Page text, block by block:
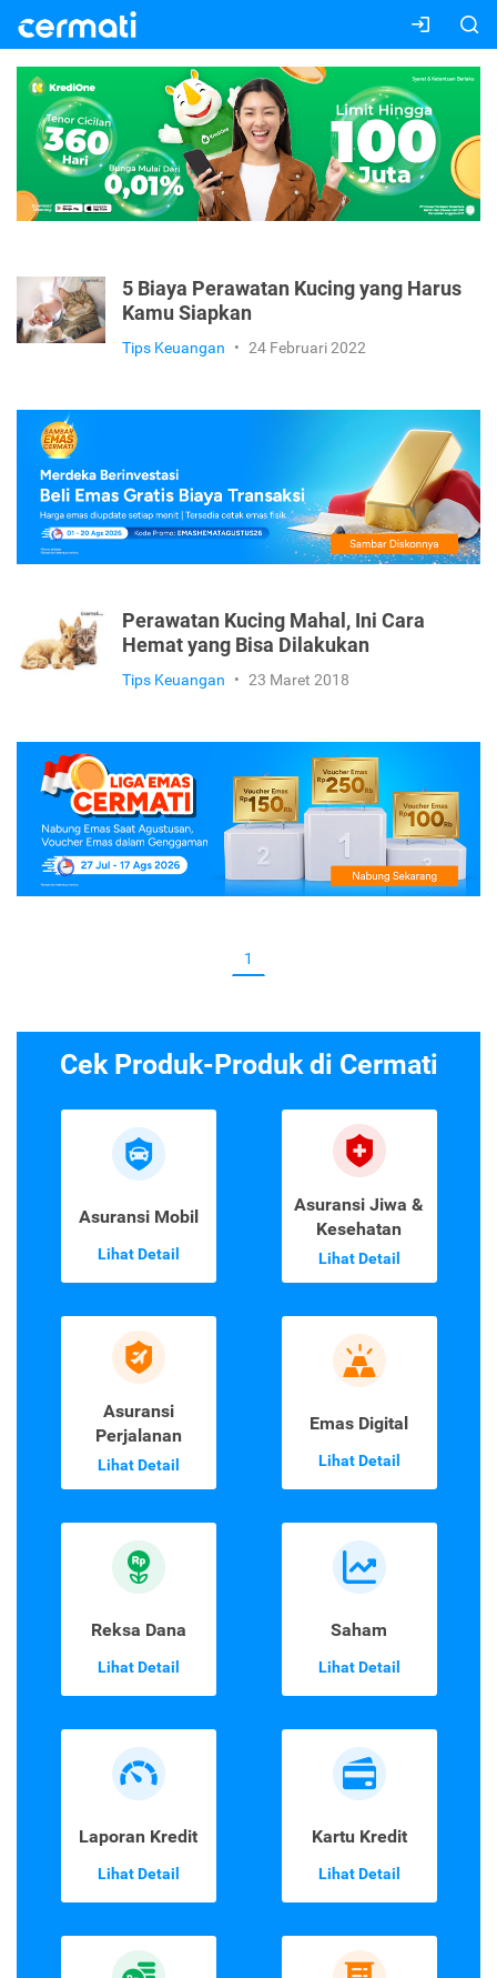
5 Biaya Perawatan Kucing yang Harus
Kamu Siapkan
Tips Keuangan • 24 Februari 2022
Perawatan Kucing Mahal, Ini Cara
Hemat yang Bisa Dilakukan
Tips Keuangan • 23 Maret 2018
1
Cek Produk-Produk di Cermati
Asuransi Mobil
Lihat Detail
Asuransi Jiwa &
Kesehatan
Lihat Detail
Asuransi
Perjalanan
Lihat Detail
Emas Digital
Lihat Detail
Reksa Dana
Lihat Detail
Saham
Lihat Detail
Laporan Kredit
Lihat Detail
Kartu Kredit
Lihat Detail